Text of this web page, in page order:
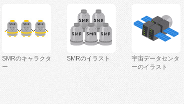
SMRのキャラクタ
ー
SMRのイラスト
宇宙データセンタ
ーのイラスト